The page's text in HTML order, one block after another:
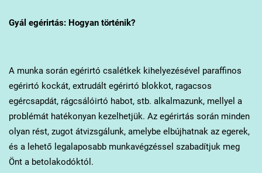
Gyál egérirtás: Hogyan történik?
A munka során egérirtó csalétkek kihelyezésével paraffinos
egérirtó kockát, extrudált egérirtó blokkot, ragacsos
egércsapdát, rágcsálóirtó habot, stb. alkalmazunk, mellyel a
problémát hatékonyan kezelhetjük. Az egérirtás során minden
olyan rést, zugot átvizsgálunk, amelybe elbújhatnak az egerek,
és a lehető legalaposabb munkavégzéssel szabadítjuk meg
Önt a betolakodóktól.